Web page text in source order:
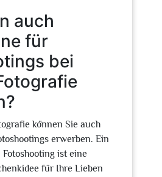
auch
für
bei
können Sie auch
erwerben. Ein
ist eine
für Ihre Lieben